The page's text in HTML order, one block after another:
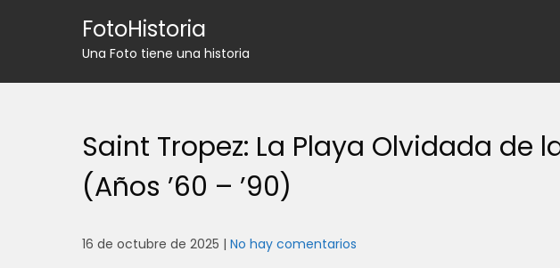
FotoHistoria
Una Foto tiene una historia
Saint Tropez: La Playa Olvidada de
(Años ’60 – ’90)
16 de octubre de 2025 | No hay comentarios